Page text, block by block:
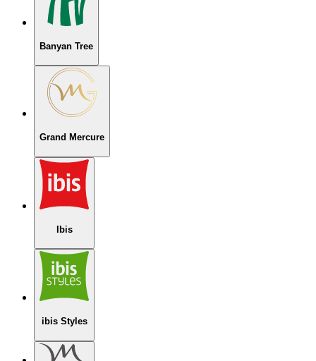
Banyan Tree
Grand Mercure
Ibis
ibis Styles